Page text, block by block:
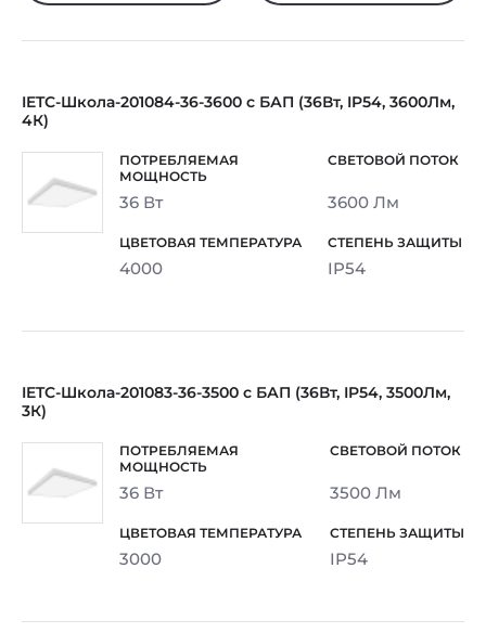
IETC-Школа-201084-36-3600 с БАП (36Вт, IP54, 3600Лм,
4К)
36 Вт 3600 Лм
4000 IP54
IETC-Школа-201083-36-3500 с БАП (36Вт, IP54, 3500Лм,
3К)
36 Вт 3500 Лм
3000 IP54